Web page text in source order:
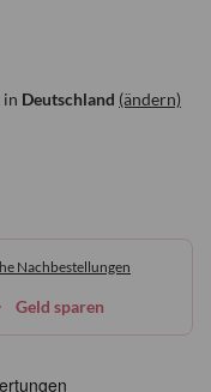
Nachbestellungen
Geld sparen
in Deutschland (ändern)